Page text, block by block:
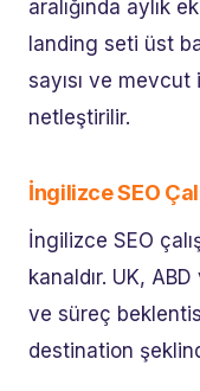
aralığında aylık
landing seti üst
sayısı ve
netleştirilir.
İngilizce SEO
İngilizce SEO
kanaldır. UK,
ve süreç
destination